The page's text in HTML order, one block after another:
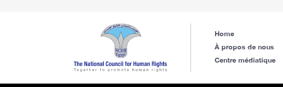
Home
À propos de nous
Centre médiatique